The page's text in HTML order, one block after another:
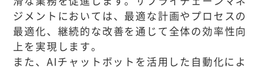
ジメントにおいては、最適な計画やプロセスの
最適化、継続的な改善を通じて全体の効率性向
上を実現します。
また、AIチャットボットを活用した自動化によ